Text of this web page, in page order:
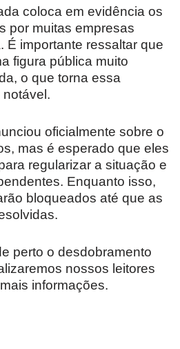
coloca em evidência os
por muitas empresas
É importante ressaltar que
figura pública muito
o que torna essa
oficialmente sobre o
mas é esperado que eles
regularizar a situação e
Enquanto isso,
bloqueados até que as
perto o desdobramento
nossos leitores
informações.